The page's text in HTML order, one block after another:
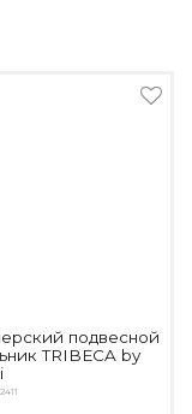
подвесной
TRIBECA by